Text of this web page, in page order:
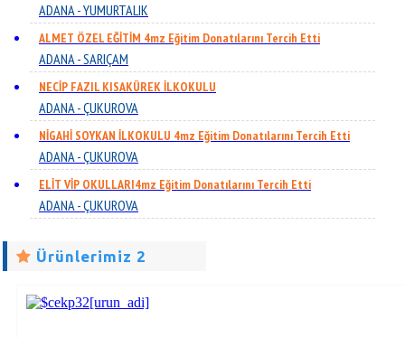
ADANA - YUMURTALIK
ALMET ÖZEL EĞİTİM 4mz Eğitim Donatılarını Tercih Etti
ADANA - SARIÇAM
NECİP FAZIL KISAKÜREK İLKOKULU
ADANA - ÇUKUROVA
NİGAHİ SOYKAN İLKOKULU 4mz Eğitim Donatılarını Tercih Etti
ADANA - ÇUKUROVA
ELİT VİP OKULLARI4mz Eğitim Donatılarını Tercih Etti
ADANA - ÇUKUROVA
Ürünlerimiz 2